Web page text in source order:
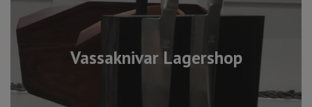
Vassaknivar Lagershop